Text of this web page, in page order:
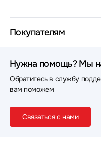
Покупателям
Нужна помощь? Мы
Обратитесь в службу
вам поможем
Связаться с нами